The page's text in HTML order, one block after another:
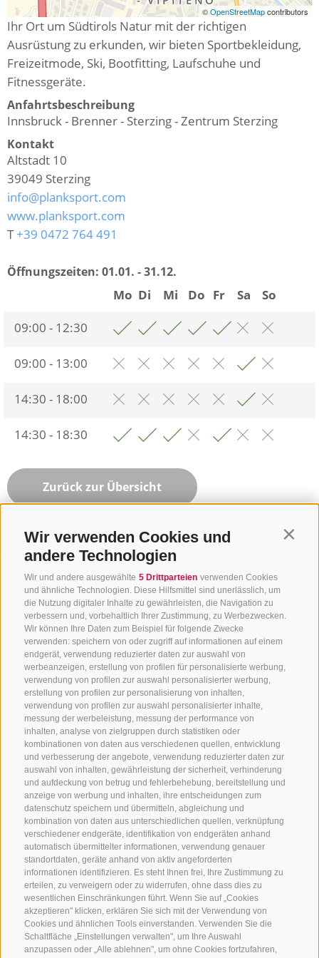
Wir verwenden Cookies und
andere Technologien
Wir und andere ausgewählte 5 Drittparteien verwenden Cookies
und ähnliche Technologien. Diese Hilfsmittel sind unerlässlich, um
die Nutzung digitaler Inhalte zu gewährleisten, die Navigation zu
verbessern und, vorbehaltlich Ihrer Zustimmung, zu Werbezwecken.
Wir können Ihre Daten zum Beispiel für folgende Zwecke
verwenden: speichern von oder zugriff auf informationen auf einem
endgerät, verwendung reduzierter daten zur auswahl von
werbeanzeigen, erstellung von profilen für personalisierte werbung,
verwendung von profilen zur auswahl personalisierter werbung,
erstellung von profilen zur personalisierung von inhalten,
verwendung von profilen zur auswahl personalisierter inhalte,
messung der werbeleistung, messung der performance von
inhalten, analyse von zielgruppen durch statistiken oder
kombinationen von daten aus verschiedenen quellen, entwicklung
und verbesserung der angebote, verwendung reduzierter daten zur
auswahl von inhalten, gewährleistung der sicherheit, verhinderung
und aufdeckung von betrug und fehlerbehebung, bereitstellung und
anzeige von werbung und inhalten, ihre entscheidungen zum
datenschutz speichern und übermitteln, abgleichung und
kombination von daten aus unterschiedlichen quellen, verknüpfung
verschiedener endgeräte, identifikation von endgeräten anhand
automatisch übermittelter informationen, verwendung genauer
standortdaten, geräte anhand von aktiv angeforderten
informationen identifizieren. Es steht Ihnen frei, Ihre Zustimmung zu
erteilen, zu verweigern oder zu widerrufen, ohne dass dies zu
wesentlichen Einschränkungen führt. Wenn Sie auf „Cookies
akzeptieren" klicken, erklären Sie sich mit der Verwendung von
Cookies und ähnlichen Tools einverstanden. Verwenden Sie die
Schaltfläche „Einstellungen verwalten", um Ihre Auswahl
anzupassen oder „Alle ablehnen", um ohne Cookies fortzufahren,
©OpenStreetMapcontributors
Ihr Ort um Südtirols Natur mit der richtigen
Ausrüstung zu erkunden, wir bieten Sportbekleidung,
Freizeitmode, Ski, Bootfitting, Laufschuhe und
Fitnessgeräte.
Anfahrtsbeschreibung
Innsbruck - Brenner - Sterzing - Zentrum Sterzing
Kontakt
Altstadt 10
39049 Sterzing
info@planksport.com
www.planksport.com
T+39 0472 764 491
Öffnungszeiten: 01.01. - 31.12.
Mo Di Mi Do Fr Sa
So
09:00 - 12:30
09:00 - 13:00
14:30 - 18:00
14:30 - 18:30
Zurück zur Übersicht
KONTAKTIERE UNS
+39 0472 765 325
info@sterzing.com
NEWSLETTER
Bleib am Laufenden